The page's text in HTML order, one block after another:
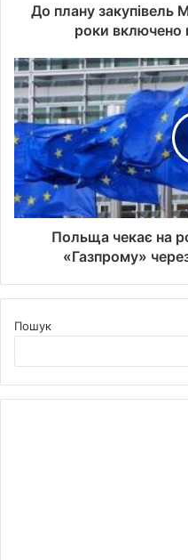
До плану закупівель
роки включено
Польща чекає на
«Газпрому»
Пошук